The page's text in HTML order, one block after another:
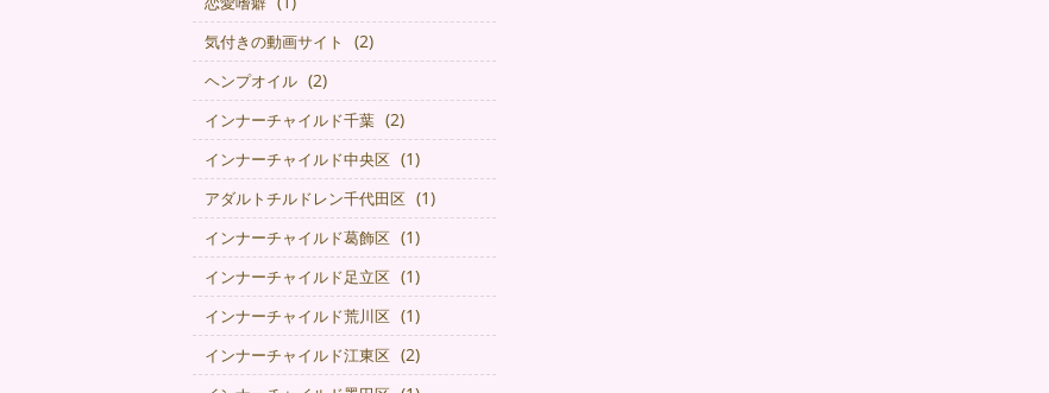
気付きの動画サイト (2)
ヘンプオイル (2)
インナーチャイルド千葉 (2)
インナーチャイルド中央区 (1)
アダルトチルドレン千代田区 (1)
インナーチャイルド葛飾区 (1)
インナーチャイルド足立区 (1)
インナーチャイルド荒川区 (1)
インナーチャイルド江東区 (2)